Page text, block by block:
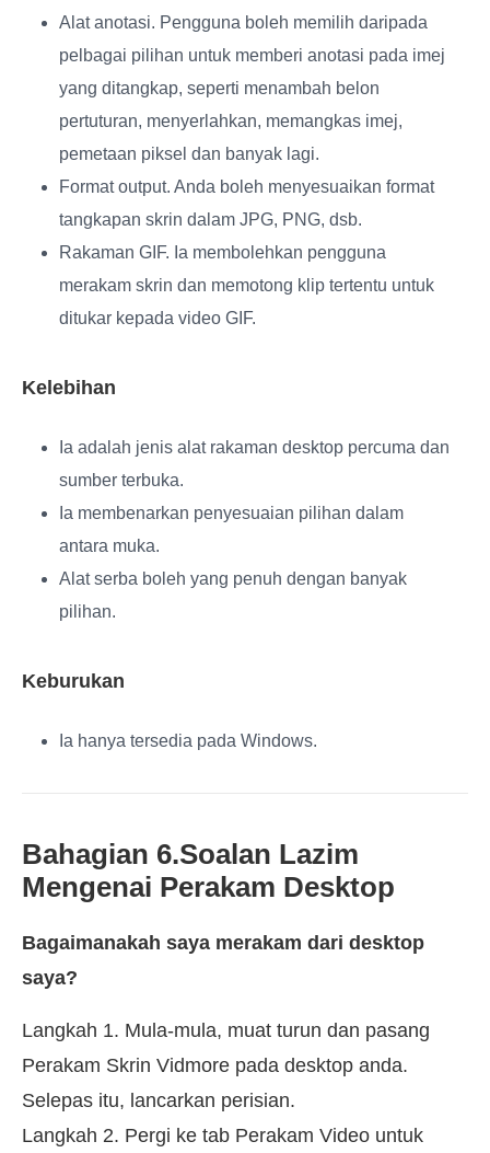
Alat anotasi. Pengguna boleh memilih daripada
pelbagai pilihan untuk memberi anotasi pada imej
yang ditangkap, seperti menambah belon
pertuturan, menyerlahkan, memangkas imej,
pemetaan piksel dan banyak lagi.
Format output. Anda boleh menyesuaikan format
tangkapan skrin dalam JPG, PNG, dsb.
Rakaman GIF. Ia membolehkan pengguna
merakam skrin dan memotong klip tertentu untuk
ditukar kepada video GIF.
Kelebihan
Ia adalah jenis alat rakaman desktop percuma dan
sumber terbuka.
Ia membenarkan penyesuaian pilihan dalam
antara muka.
Alat serba boleh yang penuh dengan banyak
pilihan.
Keburukan
Ia hanya tersedia pada Windows.
Bahagian 6.Soalan Lazim
Mengenai Perakam Desktop
Bagaimanakah saya merakam dari desktop
saya?
Langkah 1. Mula-mula, muat turun dan pasang
Perakam Skrin Vidmore pada desktop anda.
Selepas itu, lancarkan perisian.
Langkah 2. Pergi ke tab Perakam Video untuk